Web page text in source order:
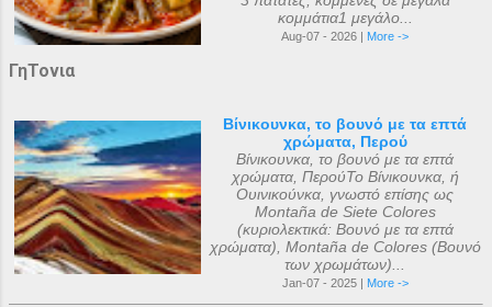
κομμάτια1 μεγάλο...
Aug-07 - 2026 | More ->
ΓηΤονια
Βίνικουνκα, το βουνό με τα επτά
χρώματα, Περού
Βίνικουνκα, το βουνό με τα επτά
χρώματα, ΠερούΤο Βίνικουνκα, ή
Ουινικούνκα, γνωστό επίσης ως
Montaña de Siete Colores
(κυριολεκτικά: Βουνό με τα επτά
χρώματα), Montaña de Colores (Βουνό
των χρωμάτων)...
Jan-07 - 2025 | More ->